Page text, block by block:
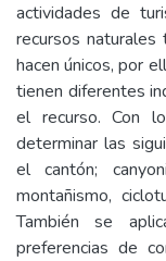
actividades de
recursos
hacen únicos, por
tienen diferentes
el recurso. Con
determinar las
el cantón;
montañismo,
También se
preferencias de